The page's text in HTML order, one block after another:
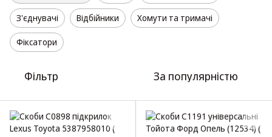
З'єднувачі Відбійники Хомути та тримачі
Фіксатори
Фільтр За популярністю